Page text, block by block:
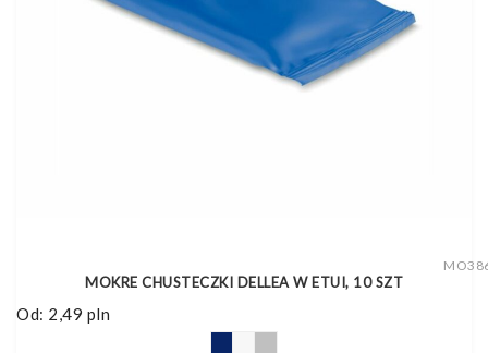
MOKRE CHUSTECZKI DELLEA W ETUI, 10 SZT
Od: 2,49 pln